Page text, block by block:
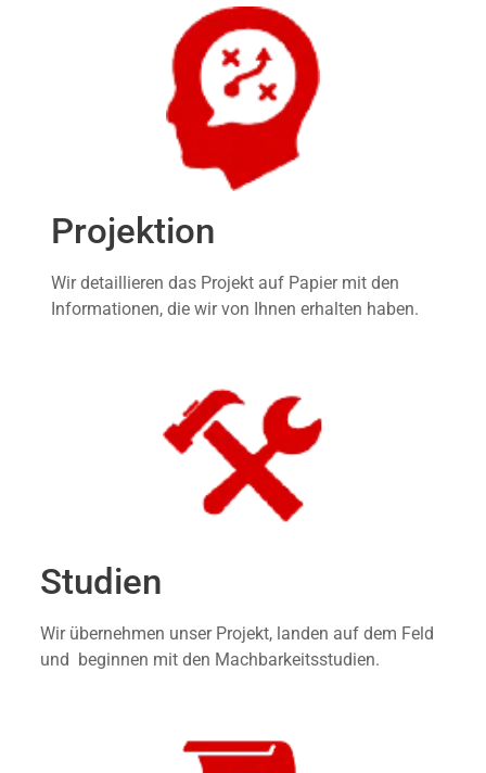
Projektion
Wir detaillieren das Projekt auf Papier mit den
Informationen, die wir von Ihnen erhalten haben.
Studien
Wir übernehmen unser Projekt, landen auf dem Feld
und beginnen mit den Machbarkeitsstudien.